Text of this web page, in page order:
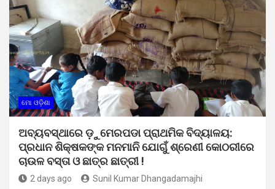
ମୋ ଓଡ଼ିଶା
ଅବ୍ୟବସ୍ଥାରେ ଡ଼ୁମେରପଡା ପ୍ରାଥମିକ ବିଦ୍ୟାଳୟ:
ପ୍ରଧାନ ଶିକ୍ଷକଙ୍କ ମନମାନି ଯୋଗୁଁ ଶ୍ରେଣୀ କୋଠରୀରେ
ଚାଉଳ ବସ୍ତା ଓ ଛାତ୍ର ଛାତ୍ରୀ !
2 days ago Sunil Kumar Dhangadamajhi